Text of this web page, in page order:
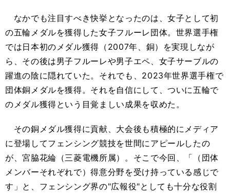
なかでも注目すべき快挙となったのは、女子として初
の五輪メダルを獲得した女子フルーレ団体。世界選手権
では日本初のメダル獲得（2007年、銅）を実現しなが
ら、その後は男子フルーレや男子エペ、女子サーブルの
躍進の陰に隠れていた。それでも、2023年世界選手権で
団体銅メダルを獲得。それを自信にして、ついに五輪で
のメダル獲得という目覚ましい成果を収めた。
その銅メダル獲得に貢献、大会後も積極的にメディア
に登場してフェンシング競技を世間にアピールしたの
が、宮脇花綸（三菱電機所属）。そこで今回、「（団体
メンバーそれぞれで）得意分野を受け持っている感じで
す」と、フェンシング界の"広報役"としても十分な役割